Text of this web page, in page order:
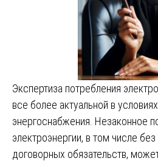
Экспертиза потребления
все более актуальной в
энергоснабжения. Незаконное
электроэнергии, в том числе
договорных обязательств,